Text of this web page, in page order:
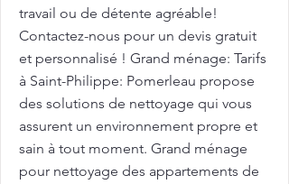
travail ou de détente agréable!
Contactez-nous pour un devis gratuit
et personnalisé ! Grand ménage: Tarifs
à Saint-Philippe: Pomerleau propose
des solutions de nettoyage qui vous
assurent un environnement propre et
sain à tout moment. Grand ménage
pour nettoyage des appartements de